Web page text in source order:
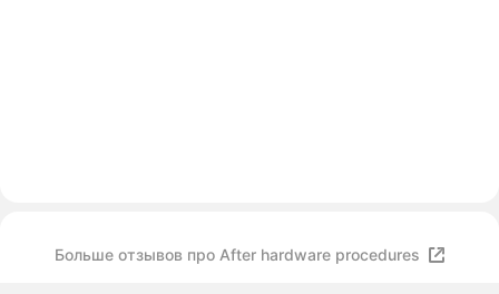
Больше отзывов про After hardware procedures